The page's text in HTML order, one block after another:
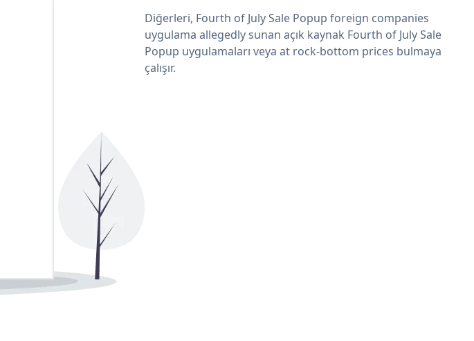
Diğerleri, Fourth of July Sale Popup foreign companies
uygulama allegedly sunan açık kaynak Fourth of July Sale
Popup uygulamaları veya at rock-bottom prices bulmaya
çalışır.